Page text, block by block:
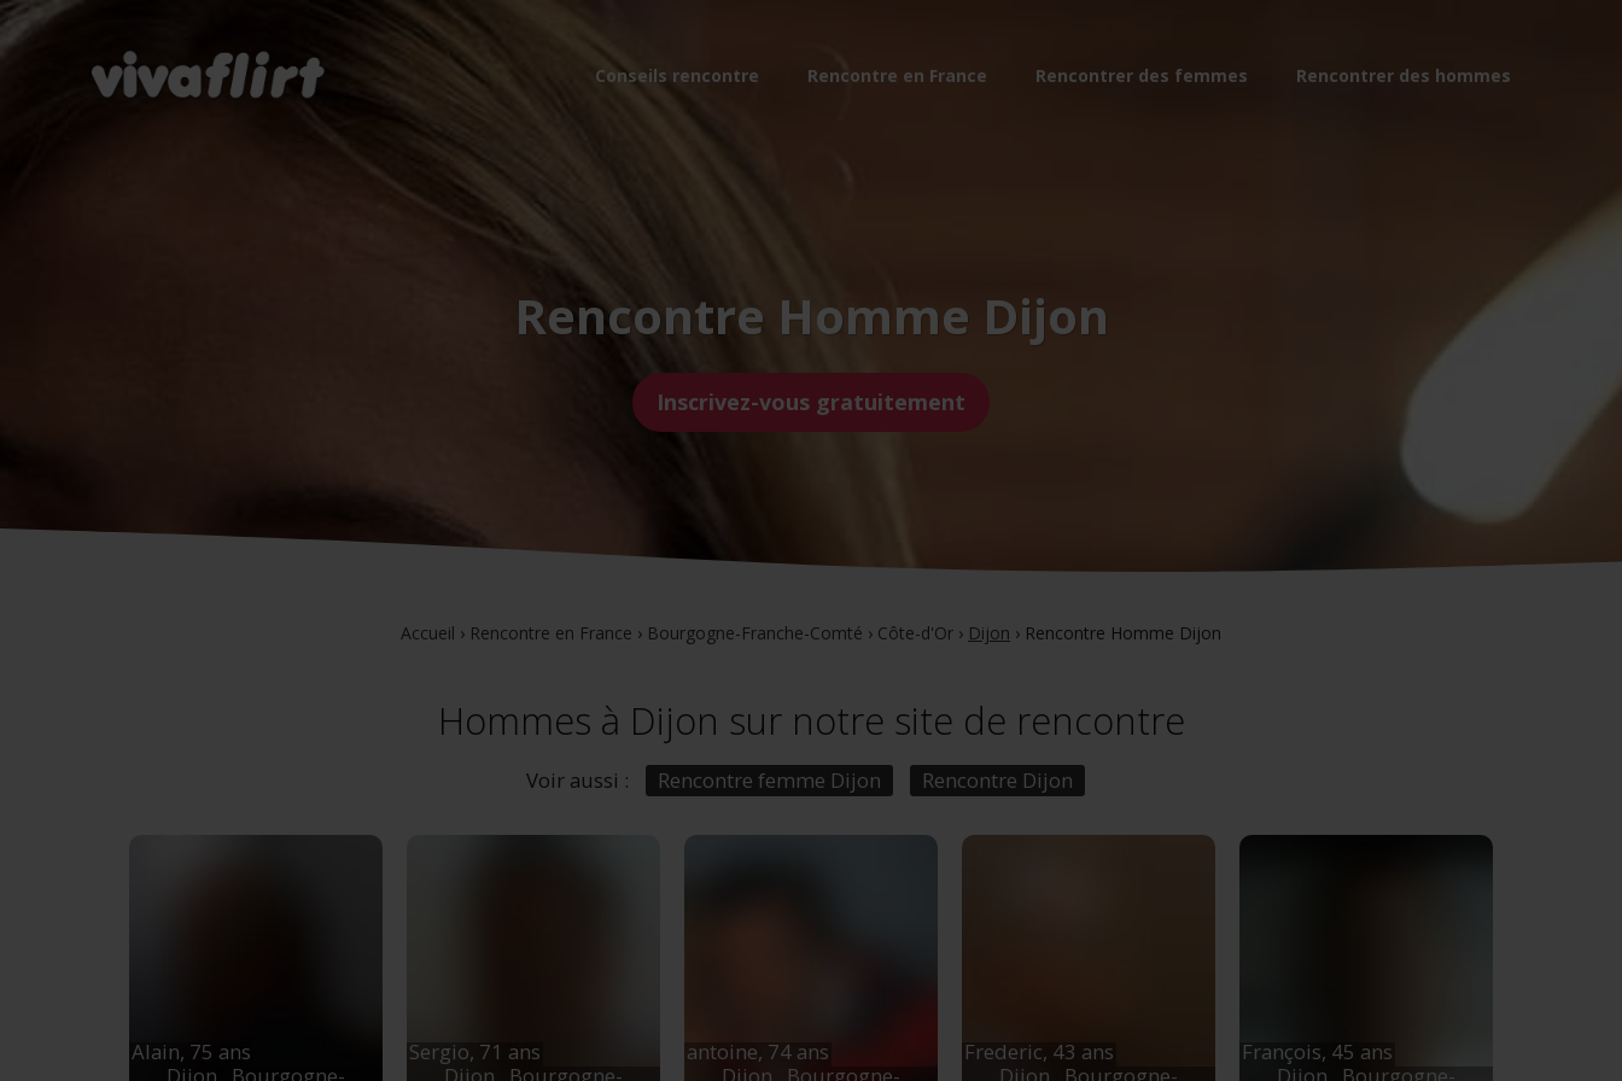
Conseils rencontre Rencontre en France Rencontrer des femmes Rencontrer des hommes
Rencontre Homme Dijon
Inscrivez-vous gratuitement
Accueil › Rencontre en France › Bourgogne-Franche-Comté › Côte-d'Or › Dijon › Rencontre Homme Dijon
Hommes à Dijon sur notre site de rencontre
Voir aussi : Rencontre femme Dijon Rencontre Dijon
Alain, 75 ans
Dijon , Bourgogne-
Sergio, 71 ans
Dijon , Bourgogne-
antoine, 74 ans
Dijon , Bourgogne-
Frederic, 43 ans
Dijon , Bourgogne-
François, 45 ans
Dijon , Bourgogne-